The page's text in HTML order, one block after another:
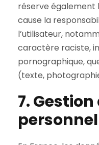
réserve également
cause la
l’utilisateur,
caractère raciste,
pornographique,
(texte,
7.